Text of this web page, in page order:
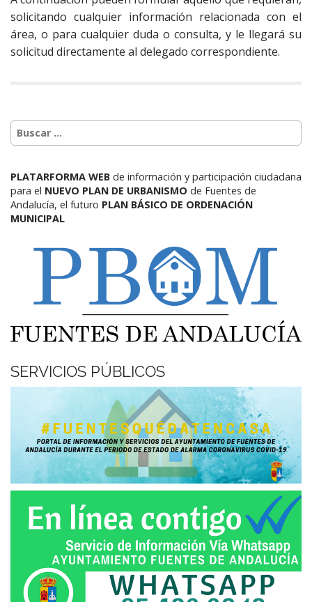
solicitando cualquier información relacionada con el
área, o para cualquier duda o consulta, y le llegará su
solicitud directamente al delegado correspondiente.
PLATARFORMA WEB de información y participación ciudadana
para el NUEVO PLAN DE URBANISMO de Fuentes de
Andalucía, el futuro PLAN BÁSICO DE ORDENACIÓN
MUNICIPAL
SERVICIOS PÚBLICOS